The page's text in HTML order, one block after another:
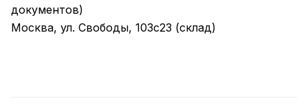
документов)
Москва, ул. Свободы, 103с23 (склад)